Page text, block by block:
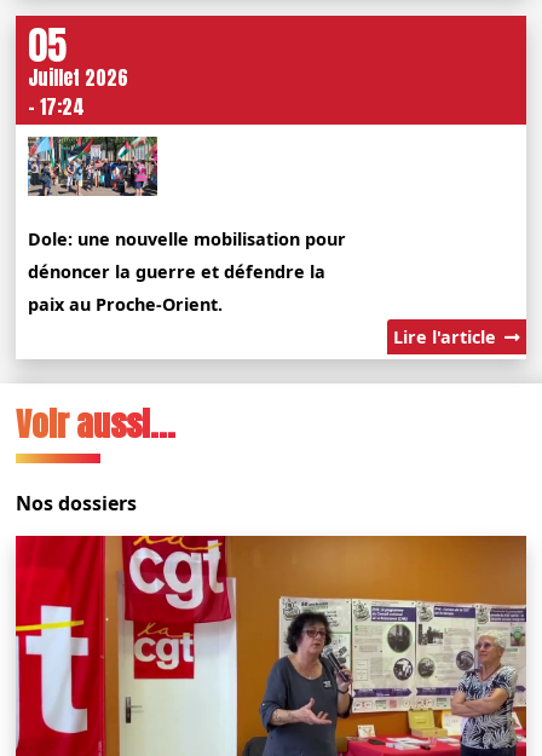
05
Juillet 2026
- 17:24
Dole: une nouvelle mobilisation pour
dénoncer la guerre et défendre la
paix au Proche-Orient.
Lire l'article
Voir aussi...
Nos dossiers